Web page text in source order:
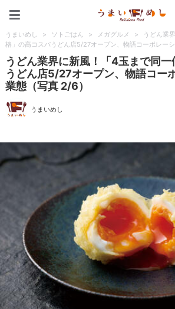
うまいめし > ソトごはん > メガグルメ >
うどん業
格」の高コスパうどん店5/27オープン、物語コーポレー
うどん業界に新風！「4玉まで同
うどん店5/27オープン、物語コー
業態（写真 2/6）
うまいめし